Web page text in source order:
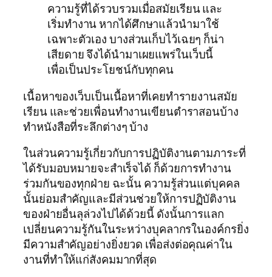
ความรู้ที่ได้รวบรวมเมื่อสมัยเรียน และ
เริ่มทำงาน หากได้ศึกษาแล้วนำมาใช้
เฉพาะตัวเอง บางส่วนเก็บไว้เฉยๆ ก็น่า
เสียดาย จึงได้นำมาเผยแพร่ในเว็บนี้
เพื่อเป็นประโยชน์กับทุกคน
เนื้อหาของเว็บเป็นเนื้อหาที่เคยทำรายงานสมัย
เรียน และช่วยเพื่อนทำงานเขียนตำราสอนบ้าง
ทำหนังสือที่ระลึกต่างๆ บ้าง
ในส่วนความรู้เกี่ยวกับการปฏิบัติงานตามภาระที่
ได้รับมอบหมายจะสำเร็จได้ ก็ด้วยการทำงาน
ร่วมกันของทุกฝ่าย ฉะนั้น ความรู้ส่วนแต่บุคคล
นั้นย่อมสำคัญและมีส่วนช่วยให้การปฏิบัติงาน
ของฝ่ายอื่นลุล่วงไปได้ด้วยนี้ ดังนั้นการแลก
เปลี่ยนความรู้กันในระหว่างบุคลากรในองค์กรยิ่ง
มีความสำคัญอย่างยิ่งยวด เพื่อส่งต่อคุณค่าใน
งานที่ทำให้แก่สังคมมากที่สุด